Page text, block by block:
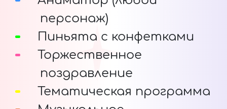
персонаж)
Пиньята с конфетками
Торжественное
поздравление
Тематическая программа